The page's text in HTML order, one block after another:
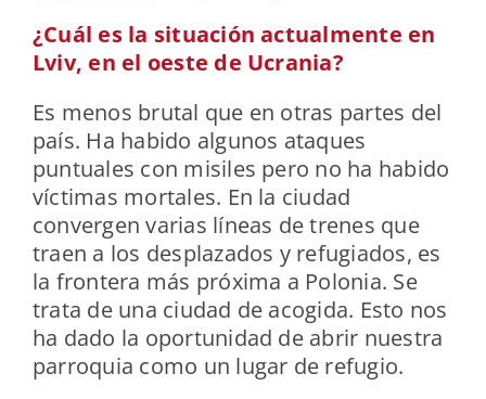
¿Cuál es la situación actualmente en
Lviv, en el oeste de Ucrania?
Es menos brutal que en otras partes del
país. Ha habido algunos ataques
puntuales con misiles pero no ha habido
víctimas mortales. En la ciudad
convergen varias líneas de trenes que
traen a los desplazados y refugiados, es
la frontera más próxima a Polonia. Se
trata de una ciudad de acogida. Esto nos
ha dado la oportunidad de abrir nuestra
parroquia como un lugar de refugio.